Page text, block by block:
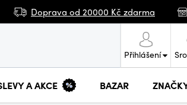
Doprava od 20000 Kč zdarma
Přihlášení
A AKCE BAZAR